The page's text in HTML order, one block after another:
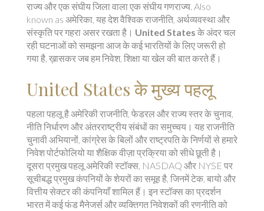
राज्य और एक संघीय जिला वाला एक संघीय गणराज्य. Also
known as अमेरिका, यह देश वैश्विक राजनीति, अर्थव्यवस्था और
संस्कृति पर गहरा असर रखता है । United States के अंदर चल
रही घटनाओं को समझना आज के कई भारतियों के लिए जरूरी हो
गया है, ख़ासकर जब हम निवेश, शिक्षा या खेल की बात करते हैं।
United States के मुख्य पहलू
पहला पहलू हैअमेरिकी राजनीति, फेडरल और राज्य स्तर के चुनाव,
नीति निर्धारण और अंतरराष्ट्रीय संबंधों का समुच्चय । यह राजनीति
चुनावी अभियानों, कांग्रेस के बिलों और राष्ट्रपति के निर्णयों से हमारे
निवेश पोर्टफोलियो या शैक्षिक वीज़ा प्रक्रिया को सीधे छूती है।
दूसरा प्रमुख पहलूअमेरिकी स्टॉक्स, NASDAQ और NYSE पर
सूचीबद्ध प्रमुख कंपनियों के शेयरों का समूहहै, जिनमें टेक, बायो और
वित्तीय सेक्टर की कंपनियाँ शामिल हैं। इन स्टॉक्स का प्रदर्शन
भारत में कई फंड मैनेजर्स और व्यक्तिगत निवेशकों की रणनीति को